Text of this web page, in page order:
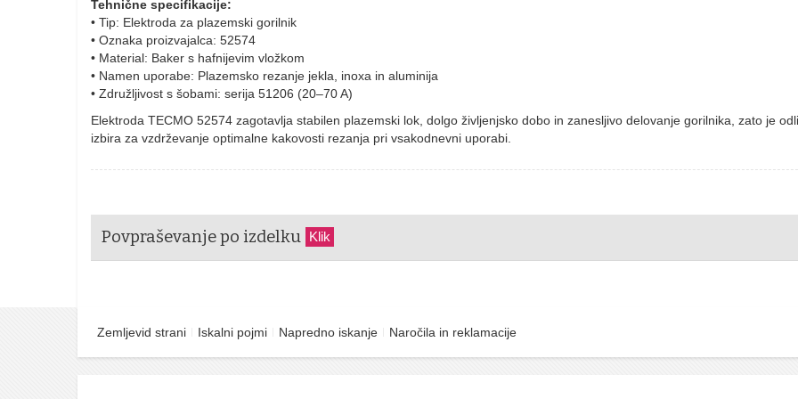
Tehnične specifikacije:
• Tip: Elektroda za plazemski gorilnik
• Oznaka proizvajalca: 52574
• Material: Baker s hafnijevim vložkom
• Namen uporabe: Plazemsko rezanje jekla, inoxa in aluminija
• Združljivost s šobami: serija 51206 (20–70 A)
Elektroda TECMO 52574 zagotavlja stabilen plazemski lok, dolgo življenjsko dobo in zanesljivo delovanje gorilnika, zato je
izbira za vzdrževanje optimalne kakovosti rezanja pri vsakodnevni uporabi.
Povpraševanje po izdelku Klik
Zemljevid strani Iskalni pojmi Napredno iskanje Naročila in reklamacije